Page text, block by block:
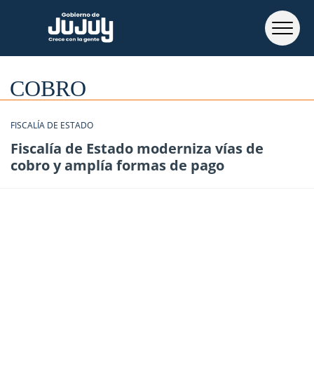
COBRO
FISCALÍA DE ESTADO
Fiscalía de Estado moderniza vías de
cobro y amplía formas de pago